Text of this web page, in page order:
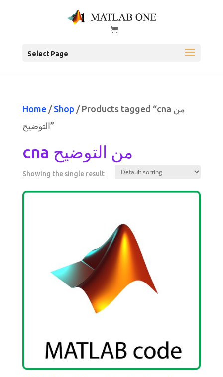
Select Page
Home/ Shop/ Products tagged “cna من
التوضيح”
cna من التوضيح
Showing the single result